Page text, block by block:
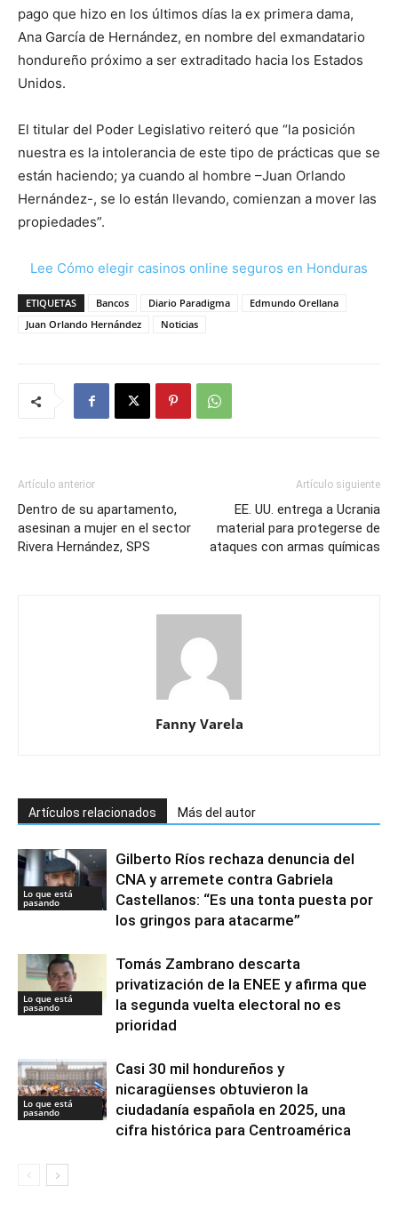
pago que hizo en los últimos días la ex primera dama,
Ana García de Hernández, en nombre del exmandatario
hondureño próximo a ser extraditado hacia los Estados
Unidos.
El titular del Poder Legislativo reiteró que “la posición
nuestra es la intolerancia de este tipo de prácticas que se
están haciendo; ya cuando al hombre –Juan Orlando
Hernández-, se lo están llevando, comienzan a mover las
propiedades”.
Lee Cómo elegir casinos online seguros en Honduras
ETIQUETAS Bancos Diario Paradigma
Edmundo Orellana
Juan Orlando Hernández
Noticias
Artículo anterior
Dentro de su apartamento,
asesinan a mujer en el sector
Rivera Hernández, SPS
Artículo siguiente
EE. UU. entrega a Ucrania
material para protegerse de
ataques con armas químicas
Fanny Varela
Artículos relacionados Más del autor
Lo que está
pasando
Gilberto Ríos rechaza denuncia del
CNA y arremete contra Gabriela
Castellanos: “Es una tonta puesta por
los gringos para atacarme”
Lo que está
pasando
Tomás Zambrano descarta
privatización de la ENEE y afirma que
la segunda vuelta electoral no es
prioridad
Lo que está
pasando
Casi 30 mil hondureños y
nicaragüenses obtuvieron la
ciudadanía española en 2025, una
cifra histórica para Centroamérica